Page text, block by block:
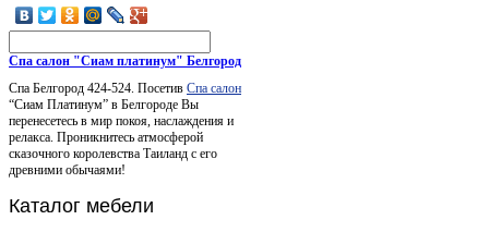
Спа салон "Сиам платинум" Белгород
Спа Белгород 424-524. Посетив Спа салон
“Сиам Платинум” в Белгороде Вы
перенесетесь в мир покоя, наслаждения и
релакса. Проникнитесь атмосферой
сказочного королевства Таиланд с его
древними обычаями!
Каталог мебели